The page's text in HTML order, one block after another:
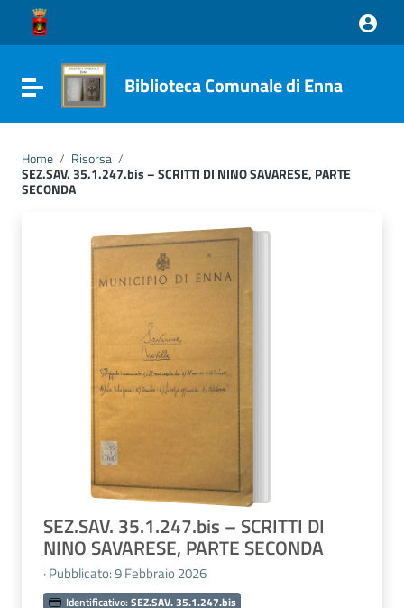
Vai ai contenuti
Vai al menu di navigazione
Vai al footer
Attiva / disattiva la navigazione
Biblioteca Comunale di Enna
Home / Risorsa /
SEZ.SAV. 35.1.247.bis – SCRITTI DI NINO SAVARESE, PARTE
SECONDA
SEZ.SAV. 35.1.247.bis – SCRITTI DI
NINO SAVARESE, PARTE SECONDA
· Pubblicato: 9 Febbraio 2026
Identificativo: SEZ.SAV. 35.1.247.bis